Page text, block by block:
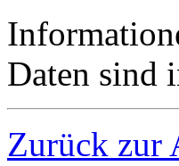
Daten sind
Zurück zur